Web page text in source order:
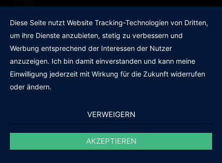
GRATIS WEBSITE-CHECK
des19n.at|iwant@des19n.at
Diese Seite nutzt Website Tracking-Technologien von Dritten,
um ihre Dienste anzubieten, stetig zu verbessern und
Werbung entsprechend der Interessen der Nutzer
anzuzeigen. Ich bin damit einverstanden und kann meine
Einwilligung jederzeit mit Wirkung für die Zukunft widerrufen
oder ändern.
VERWEIGERN
AKZEPTIEREN